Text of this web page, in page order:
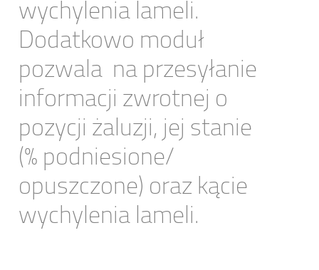
wychylenia lameli.
Dodatkowo moduł
pozwala na przesyłanie
informacji zwrotnej o
pozycji żaluzji, jej stanie
(% podniesione/
opuszczone) oraz kącie
wychylenia lameli.